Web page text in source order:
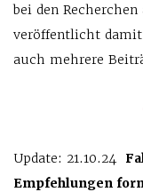
bei den
veröffentlicht
auch mehrere
Update: 21.10.24
Empfehlungen